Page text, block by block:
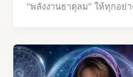
“พลังงานธาตุลม” ให้ทุกอย่